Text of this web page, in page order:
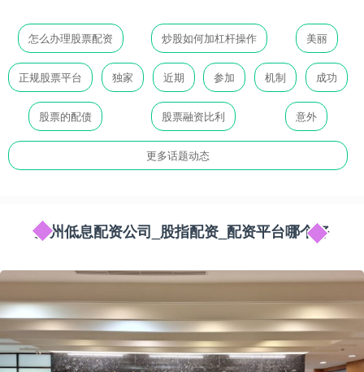
怎么办理股票配资 炒股如何加杠杆操作 美丽
正规股票平台 独家 近期 参加 机制 成功
股票的配债 股票融资比利 意外
更多话题动态
苏州低息配资公司_股指配资_配资平台哪个好